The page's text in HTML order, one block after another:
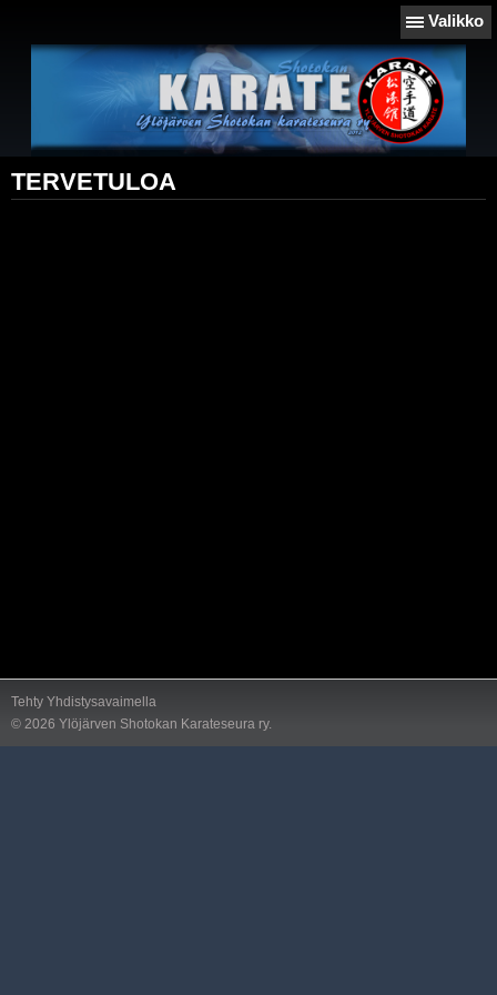
Valikko
TERVETULOA
Tehty Yhdistysavaimella
© 2026 Ylöjärven Shotokan Karateseura ry.